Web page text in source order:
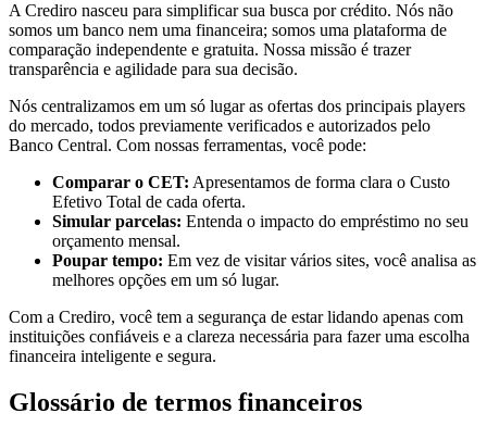
A Crediro nasceu para simplificar sua busca por crédito. Nós não
somos um banco nem uma financeira; somos uma plataforma de
comparação independente e gratuita. Nossa missão é trazer
transparência e agilidade para sua decisão.
Nós centralizamos em um só lugar as ofertas dos principais players
do mercado, todos previamente verificados e autorizados pelo
Banco Central. Com nossas ferramentas, você pode:
Comparar o CET: Apresentamos de forma clara o Custo
Efetivo Total de cada oferta.
Simular parcelas: Entenda o impacto do empréstimo no seu
orçamento mensal.
Poupar tempo: Em vez de visitar vários sites, você analisa as
melhores opções em um só lugar.
Com a Crediro, você tem a segurança de estar lidando apenas com
instituições confiáveis e a clareza necessária para fazer uma escolha
financeira inteligente e segura.
Glossário de termos financeiros